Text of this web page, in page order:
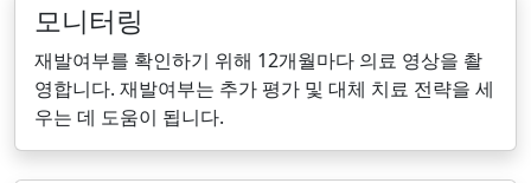
모니터링
재발여부를 확인하기 위해 12개월마다 의료 영상을 촬
영합니다. 재발여부는 추가 평가 및 대체 치료 전략을 세
우는 데 도움이 됩니다.